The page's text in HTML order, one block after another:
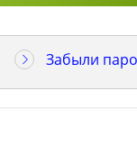
Забыли